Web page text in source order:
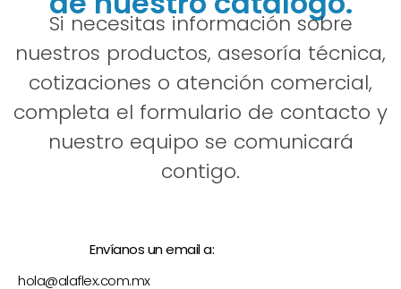
Si necesitas información sobre
nuestros productos, asesoría técnica,
cotizaciones o atención comercial,
completa el formulario de contacto y
nuestro equipo se comunicará
contigo.
Envíanos un email a:
hola@alaflex.com.mx